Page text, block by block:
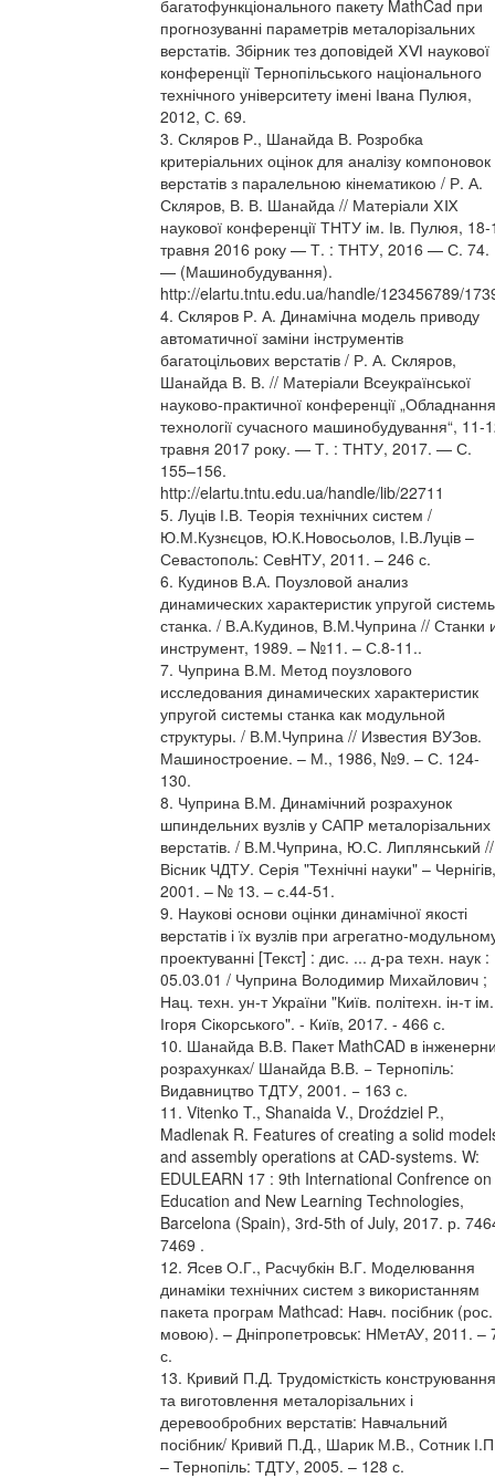
багатофункціонального пакету MathCad при
прогнозуванні параметрів металорізальних
верстатів. Збірник тез доповідей ⅩⅥ наукової
конференції Тернопільського національного
технічного університету імені Івана Пулюя,
2012, С. 69.
3. Скляров Р., Шанайда В. Розробка
критеріальних оцінок для аналізу компоновок
верстатів з паралельною кінематикою / Р. А.
Скляров, В. В. Шанайда // Матеріали ⅩⅨ
наукової конференції ТНТУ ім. Ів. Пулюя,
травня 2016 року — Т. : ТНТУ, 2016 — С. 74.
— (Машинобудування).
http://elartu.tntu.edu.ua/handle/123456789/
4. Скляров Р. А. Динамічна модель приводу
автоматичної заміни інструментів
багатоцільових верстатів / Р. А. Скляров,
Шанайда В. В. // Матеріали Всеукраїнської
науково-практичної конференції
технології сучасного машинобудування“, 11-
травня 2017 року. — Т. : ТНТУ, 2017. — С.
155–156.
http://elartu.tntu.edu.ua/handle/lib/22711
5. Луців І.В. Теорія технічних систем /
Ю.М.Кузнєцов, Ю.К.Новосьолов, І.В.Луців –
Севастополь: СевНТУ, 2011. – 246 с.
6. Кудинов В.А. Поузловой анализ
динамических характеристик упругой
станка. / В.А.Кудинов, В.М.Чуприна // Станки
инструмент, 1989. – №11. – С.8-11..
7. Чуприна В.М. Метод поузлового
исследования динамических характеристик
упругой системы станка как модульной
структуры. / В.М.Чуприна // Известия ВУЗов.
Машиностроение. – М., 1986, №9. – С. 124-
130.
8. Чуприна В.М. Динамічний розрахунок
шпиндельних вузлів у САПР металорізальних
верстатів. / В.М.Чуприна, Ю.С. Липлянський //
Вісник ЧДТУ. Серія "Технічні науки" – Чернігів,
2001. – № 13. – с.44-51.
9. Наукові основи оцінки динамічної якості
верстатів і їх вузлів при агрегатно-
проектуванні [Текст] : дис. ... д-ра техн. наук :
05.03.01 / Чуприна Володимир Михайлович ;
Нац. техн. ун-т України "Київ. політехн. ін-т ім.
Ігоря Сікорського". - Київ, 2017. - 466 с.
10. Шанайда В.В. Пакет MathCAD в
розрахунках/ Шанайда В.В. − Тернопіль:
Видавництво ТДТУ, 2001. − 163 с.
11. Vitenko T., Shanaida V., Droździel P.,
Madlenak R. Features of creating a solid
and assembly operations at CAD-systems. W:
EDULEARN 17 : 9th International Confrence on
Education and New Learning Technologies,
Barcelona (Spain), 3rd-5th of July, 2017. р.
7469 .
12. Ясев О.Г., Расчубкін В.Г. Моделювання
динаміки технічних систем з використанням
пакета програм Mathcad: Навч. посібник (рос.
мовою). – Дніпропетровськ: НМетАУ, 2011. –
с.
13. Кривий П.Д. Трудомісткість конструювання
та виготовлення металорізальних і
деревообробних верстатів: Навчальний
посібник/ Кривий П.Д., Шарик М.В., Сотник
– Тернопіль: ТДТУ, 2005. – 128 с.